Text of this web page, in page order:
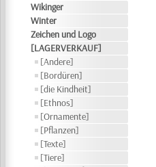
Wikinger
Winter
Zeichen und Logo
[LAGERVERKAUF]
[Andere]
[Bordüren]
[die Kindheit]
[Ethnos]
[Ornamente]
[Pflanzen]
[Texte]
[Tiere]